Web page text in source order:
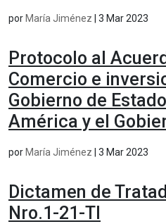
por María Jiménez 3 Mar 2023
Protocolo al
Comercio e
Gobierno de
América y el
por María Jiménez 3 Mar 2023
Dictamen de
Nro.1-21-TI